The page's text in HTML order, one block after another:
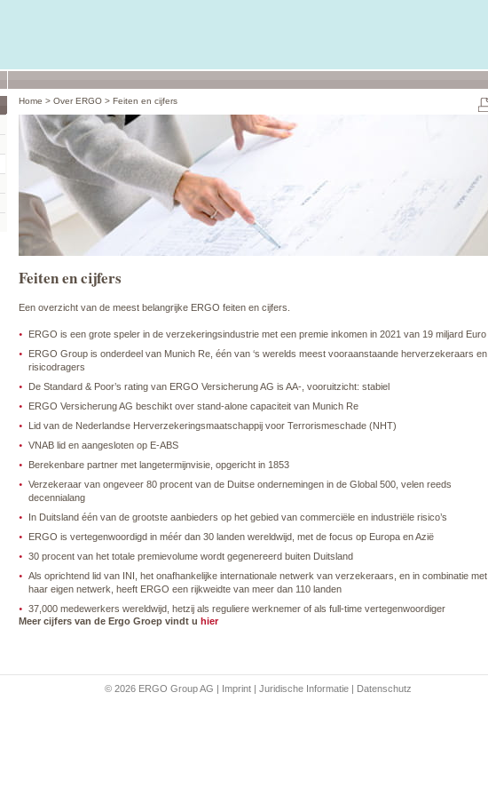
Home > Over ERGO > Feiten en cijfers
Feiten en cijfers
Een overzicht van de meest belangrijke ERGO feiten en cijfers.
ERGO is een grote speler in de verzekeringsindustrie met een premie inkomen in 2021 van 19 miljard Euro
ERGO Group is onderdeel van Munich Re, één van ‘s werelds meest vooraanstaande herverzekeraars en
risicodragers
De Standard & Poor’s rating van ERGO Versicherung AG is AA-, vooruitzicht: stabiel
ERGO Versicherung AG beschikt over stand-alone capaciteit van Munich Re
Lid van de Nederlandse Herverzekeringsmaatschappij voor Terrorismeschade (NHT)
VNAB lid en aangesloten op E-ABS
Berekenbare partner met langetermijnvisie, opgericht in 1853
Verzekeraar van ongeveer 80 procent van de Duitse ondernemingen in de Global 500, velen reeds
decennialang
In Duitsland één van de grootste aanbieders op het gebied van commerciële en industriële risico’s
ERGO is vertegenwoordigd in méér dan 30 landen wereldwijd, met de focus op Europa en Azië
30 procent van het totale premievolume wordt gegenereerd buiten Duitsland
Als oprichtend lid van INI, het onafhankelijke internationale netwerk van verzekeraars, en in combinatie met
haar eigen netwerk, heeft ERGO een rijkweidte van meer dan 110 landen
37,000 medewerkers wereldwijd, hetzij als reguliere werknemer of als full-time vertegenwoordiger
Meer cijfers van de Ergo Groep vindt u hier
© 2026 ERGO Group AG | Imprint | Juridische Informatie | Datenschutz